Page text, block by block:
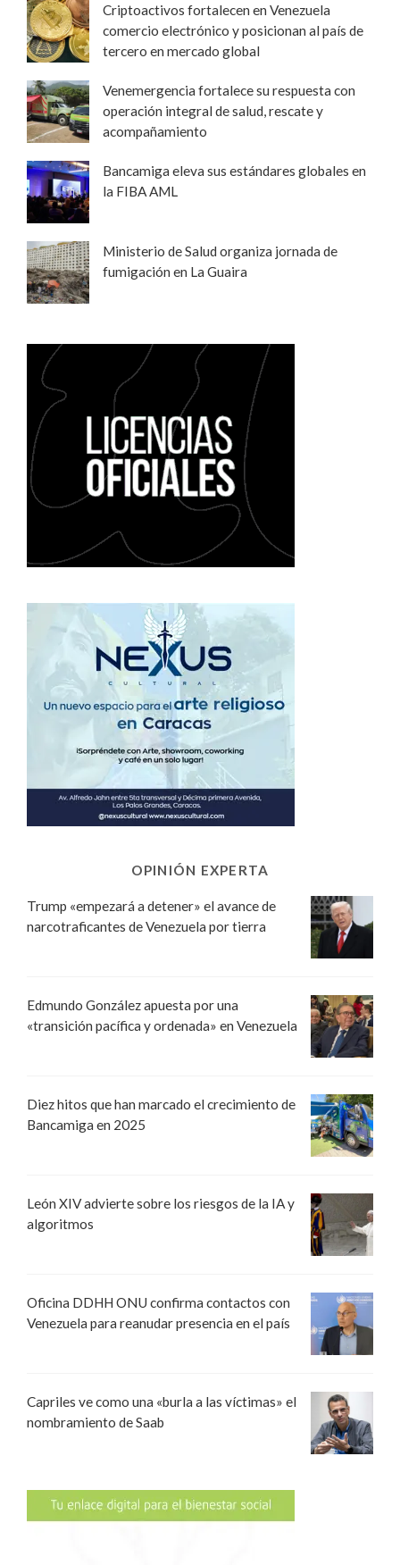
Criptoactivos fortalecen en Venezuela
comercio electrónico y posicionan al país de
tercero en mercado global
Venemergencia fortalece su respuesta con
operación integral de salud, rescate y
acompañamiento
Bancamiga eleva sus estándares globales en
la FIBA AML
Ministerio de Salud organiza jornada de
fumigación en La Guaira
OPINIÓN EXPERTA
Trump «empezará a detener» el avance de
narcotraficantes de Venezuela por tierra
Edmundo González apuesta por una
«transición pacífica y ordenada» en Venezuela
Diez hitos que han marcado el crecimiento de
Bancamiga en 2025
León XIV advierte sobre los riesgos de la IA y
algoritmos
Oficina DDHH ONU confirma contactos con
Venezuela para reanudar presencia en el país
Capriles ve como una «burla a las víctimas» el
nombramiento de Saab